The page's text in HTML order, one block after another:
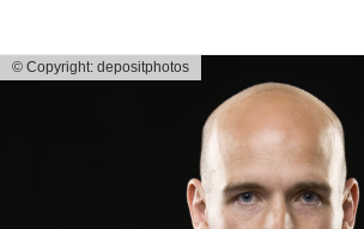
© Copyright: depositphotos